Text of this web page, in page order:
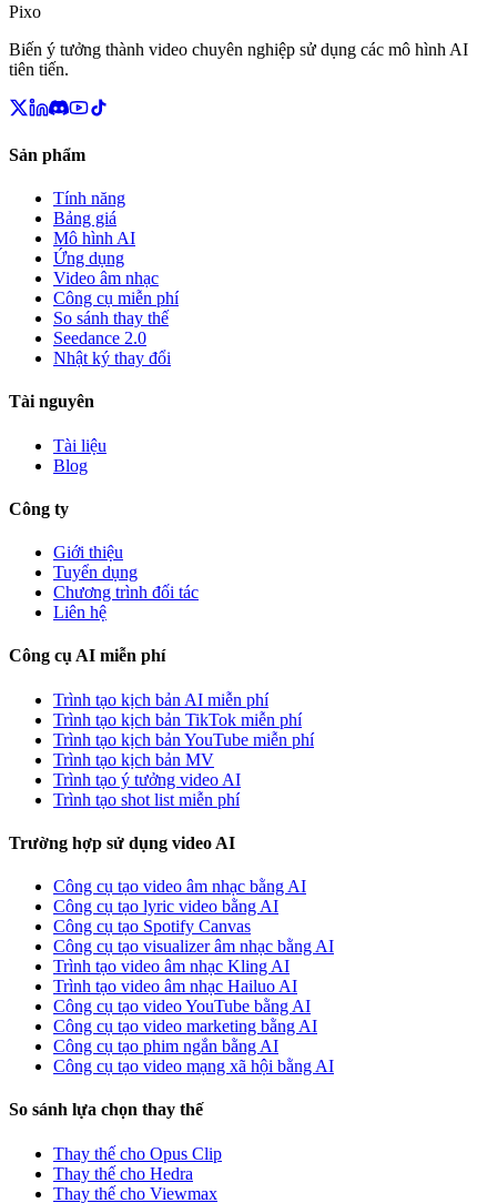
Pixo
Biến ý tưởng thành video chuyên nghiệp sử dụng các mô hình AI
tiên tiến.
Sản phẩm
Tính năng
Bảng giá
Mô hình AI
Ứng dụng
Video âm nhạc
Công cụ miễn phí
So sánh thay thế
Seedance 2.0
Nhật ký thay đổi
Tài nguyên
Tài liệu
Blog
Công ty
Giới thiệu
Tuyển dụng
Chương trình đối tác
Liên hệ
Công cụ AI miễn phí
Trình tạo kịch bản AI miễn phí
Trình tạo kịch bản TikTok miễn phí
Trình tạo kịch bản YouTube miễn phí
Trình tạo kịch bản MV
Trình tạo ý tưởng video AI
Trình tạo shot list miễn phí
Trường hợp sử dụng video AI
Công cụ tạo video âm nhạc bằng AI
Công cụ tạo lyric video bằng AI
Công cụ tạo Spotify Canvas
Công cụ tạo visualizer âm nhạc bằng AI
Trình tạo video âm nhạc Kling AI
Trình tạo video âm nhạc Hailuo AI
Công cụ tạo video YouTube bằng AI
Công cụ tạo video marketing bằng AI
Công cụ tạo phim ngắn bằng AI
Công cụ tạo video mạng xã hội bằng AI
So sánh lựa chọn thay thế
Thay thế cho Opus Clip
Thay thế cho Hedra
Thay thế cho Viewmax